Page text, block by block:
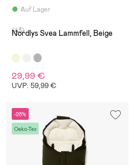
Auf Lager
(43)
Nordlys Svea Lammfell, Beige
29,99 €
UVP: 59,99 €
-28%
Oeko-Tex